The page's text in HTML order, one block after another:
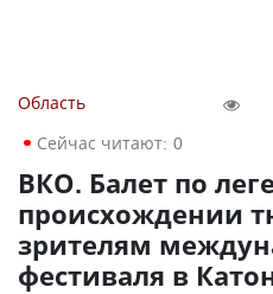
Область
Сейчас читают: 0
ВКО. Балет по
происхождении
зрителям
фестиваля в